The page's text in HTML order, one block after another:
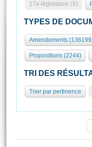
Présidence
577 députés
Groupes politiques
Séance publique
Commissions et
Europe et
Pétitions
Rôle et pouvoirs de
Organisation de
Présidence
Statistiques et
Documents de
( Constitution |
Visiter l'Assemblée
Visite virtuelle du
Assister à une
17e législature (X)
TYPES DE
Amendements
Propositions (2244)
TRI DES
Trier par pertinence